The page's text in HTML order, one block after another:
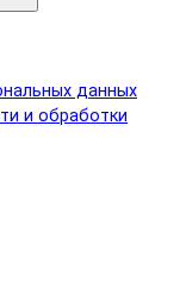
данных
и обработки